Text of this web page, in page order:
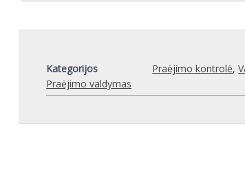
Kategorijos Praėjimo kontrolė,
Praėjimo valdymas